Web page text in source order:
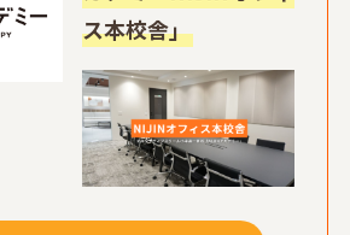
ス本校舎」